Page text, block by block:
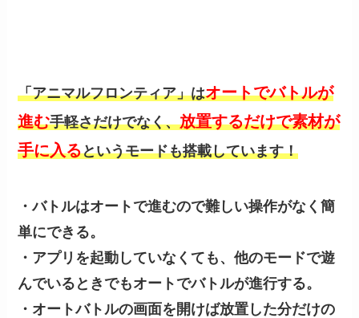
「アニマルフロンティア」はオートでバトルが
進む手軽さだけでなく、放置するだけで素材が
手に入るというモードも搭載しています！
・バトルはオートで進むので難しい操作がなく簡
単にできる。
・アプリを起動していなくても、他のモードで遊
んでいるときでもオートでバトルが進行する。
・オートバトルの画面を開けば放置した分だけの